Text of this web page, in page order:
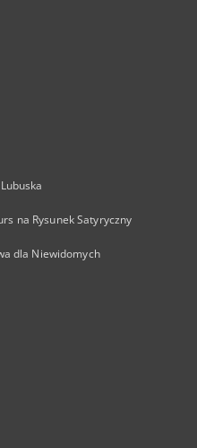
na Rysunek Satyryczny
dla Niewidomych